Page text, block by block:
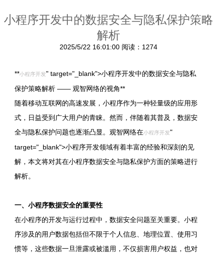
小程序开发中的数据安全与隐私保护策略
解析
2025/5/22 16:01:00 阅读：1274
**小程序开发" target="_blank">小程序开发中的数据安全与隐私
保护策略解析 —— 观智网络的视角**
随着移动互联网的高速发展，小程序作为一种轻量级的应用形
式，日益受到广大用户的青睐。然而，伴随着其普及，数据安
全与隐私保护问题也逐渐凸显。观智网络在小程序开发"
target="_blank">小程序开发领域有着丰富的经验和深刻的见
解，本文将对其在小程序数据安全与隐私保护方面的策略进行
解析。
一、小程序数据安全的重要性
在小程序的开发与运行过程中，数据安全问题至关重要。小程
序涉及的用户数据包括但不限于个人信息、地理位置、使用习
惯等，这些数据一旦泄露或被滥用，不仅损害用户权益，也对